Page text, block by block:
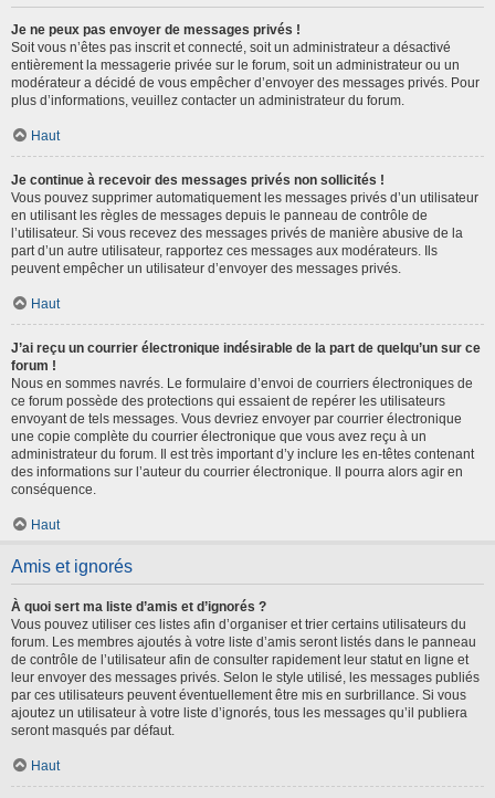
Je ne peux pas envoyer de messages privés !
Soit vous n’êtes pas inscrit et connecté, soit un administrateur a désactivé
entièrement la messagerie privée sur le forum, soit un administrateur ou un
modérateur a décidé de vous empêcher d’envoyer des messages privés. Pour
plus d’informations, veuillez contacter un administrateur du forum.
Haut
Je continue à recevoir des messages privés non sollicités !
Vous pouvez supprimer automatiquement les messages privés d’un utilisateur
en utilisant les règles de messages depuis le panneau de contrôle de
l’utilisateur. Si vous recevez des messages privés de manière abusive de la
part d’un autre utilisateur, rapportez ces messages aux modérateurs. Ils
peuvent empêcher un utilisateur d’envoyer des messages privés.
Haut
J’ai reçu un courrier électronique indésirable de la part de quelqu’un sur ce
forum !
Nous en sommes navrés. Le formulaire d’envoi de courriers électroniques de
ce forum possède des protections qui essaient de repérer les utilisateurs
envoyant de tels messages. Vous devriez envoyer par courrier électronique
une copie complète du courrier électronique que vous avez reçu à un
administrateur du forum. Il est très important d’y inclure les en-têtes contenant
des informations sur l’auteur du courrier électronique. Il pourra alors agir en
conséquence.
Haut
Amis et ignorés
À quoi sert ma liste d’amis et d’ignorés ?
Vous pouvez utiliser ces listes afin d’organiser et trier certains utilisateurs du
forum. Les membres ajoutés à votre liste d’amis seront listés dans le panneau
de contrôle de l’utilisateur afin de consulter rapidement leur statut en ligne et
leur envoyer des messages privés. Selon le style utilisé, les messages publiés
par ces utilisateurs peuvent éventuellement être mis en surbrillance. Si vous
ajoutez un utilisateur à votre liste d’ignorés, tous les messages qu’il publiera
seront masqués par défaut.
Haut